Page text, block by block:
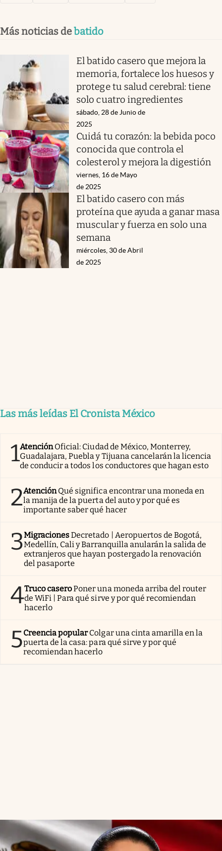
Más noticias debatido
El batido casero que mejora la
memoria, fortalece los huesos y
protege tu salud cerebral: tiene
solo cuatro ingredientes
sábado, 28 de Junio de
2025
Cuidá tu corazón: la bebida poco
conocida que controla el
colesterol y mejora la digestión
viernes, 16 de Mayo
de 2025
El batido casero con más
proteína que ayuda a ganar masa
muscular y fuerza en solo una
semana
miércoles, 30 de Abril
de 2025
Las más leídas El Cronista México
1AtenciónOficial: Ciudad de México, Monterrey,
Guadalajara, Puebla y Tijuana cancelarán la licencia
de conducir a todos los conductores que hagan esto
2AtenciónQué significa encontrar una moneda en
la manija de la puerta del auto y por qué es
importante saber qué hacer
3MigracionesDecretado | Aeropuertos de Bogotá,
Medellín, Cali y Barranquilla anularán la salida de
extranjeros que hayan postergado la renovación
del pasaporte
4Truco caseroPoner una moneda arriba del router
de WiFi | Para qué sirve y por qué recomiendan
hacerlo
5Creencia popularColgar una cinta amarilla en la
puerta de la casa: para qué sirve y por qué
recomiendan hacerlo